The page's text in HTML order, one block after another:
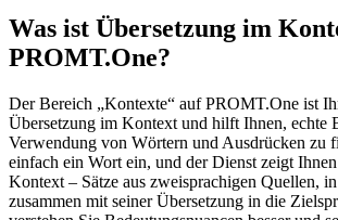
Was ist Übersetzung im
PROMT.One?
Der Bereich „Kontexte“ auf PROMT.One ist
Übersetzung im Kontext und hilft Ihnen, echte
Verwendung von Wörtern und Ausdrücken zu
einfach ein Wort ein, und der Dienst zeigt
Kontext – Sätze aus zweisprachigen Quellen,
zusammen mit seiner Übersetzung in die